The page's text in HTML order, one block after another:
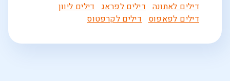
דילים לאתונה דילים לפראג דילים ליוון
דילים לפאפוס דילים לקרפטוס